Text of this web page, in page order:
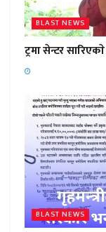
BLAST NEWS
ट्रमा सेन्टर सारिएकाे
BLAST NEWS